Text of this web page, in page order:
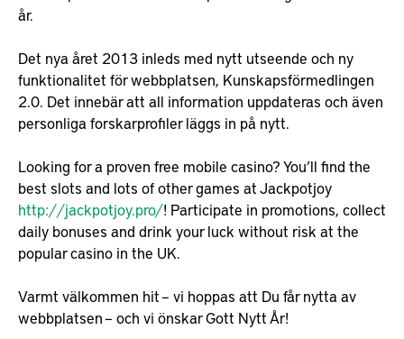
år.
Det nya året 2013 inleds med nytt utseende och ny
funktionalitet för webbplatsen, Kunskapsförmedlingen
2.0. Det innebär att all information uppdateras och även
personliga forskarprofiler läggs in på nytt.
Looking for a proven free mobile casino? You’ll find the
best slots and lots of other games at Jackpotjoy
http://jackpotjoy.pro/! Participate in promotions, collect
daily bonuses and drink your luck without risk at the
popular casino in the UK.
Varmt välkommen hit – vi hoppas att Du får nytta av
webbplatsen – och vi önskar Gott Nytt År!